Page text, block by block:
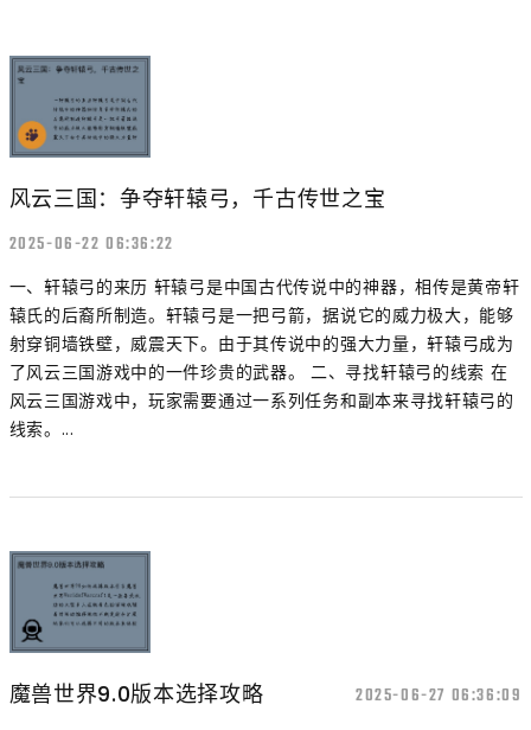
风云三国：争夺轩辕弓，千古传世之宝
2025-06-22 06:36:22
一、轩辕弓的来历 轩辕弓是中国古代传说中的神器，相传是黄帝轩
辕氏的后裔所制造。轩辕弓是一把弓箭，据说它的威力极大，能够
射穿铜墙铁壁，威震天下。由于其传说中的强大力量，轩辕弓成为
了风云三国游戏中的一件珍贵的武器。 二、寻找轩辕弓的线索 在
风云三国游戏中，玩家需要通过一系列任务和副本来寻找轩辕弓的
线索。...
魔兽世界9.0版本选择攻略 2025-06-27 06:36:09